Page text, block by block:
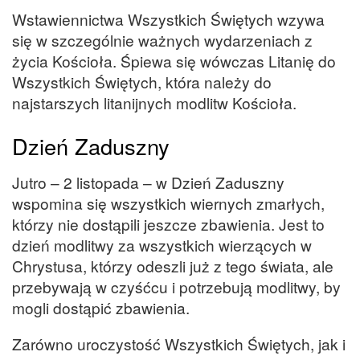
Wstawiennictwa Wszystkich Świętych wzywa
się w szczególnie ważnych wydarzeniach z
życia Kościoła. Śpiewa się wówczas Litanię do
Wszystkich Świętych, która należy do
najstarszych litanijnych modlitw Kościoła.
Dzień Zaduszny
Jutro – 2 listopada – w Dzień Zaduszny
wspomina się wszystkich wiernych zmarłych,
którzy nie dostąpili jeszcze zbawienia. Jest to
dzień modlitwy za wszystkich wierzących w
Chrystusa, którzy odeszli już z tego świata, ale
przebywają w czyśćcu i potrzebują modlitwy, by
mogli dostąpić zbawienia.
Zarówno uroczystość Wszystkich Świętych, jak i